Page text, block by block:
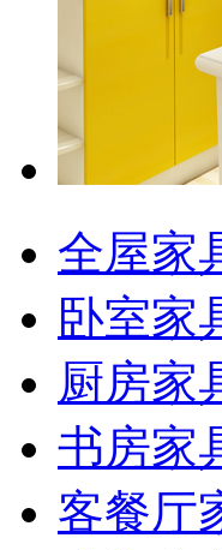
全屋家
卧室家
厨房家
书房家
客餐厅